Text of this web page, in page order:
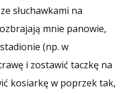
słuchawkami na
mnie panowie,
(np. w
i zostawić taczkę na
kosiarkę w poprzek tak,